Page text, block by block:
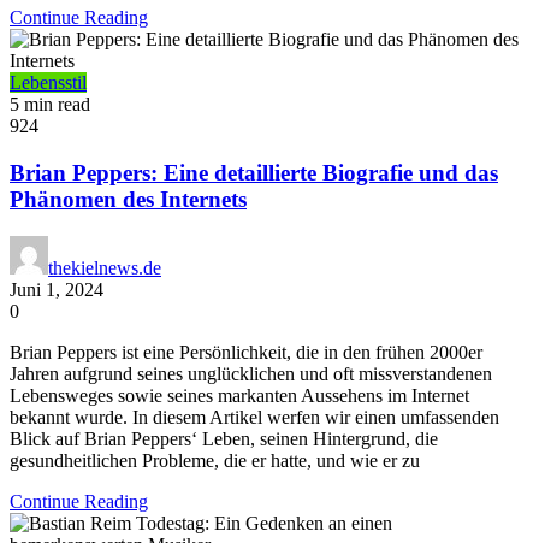
Continue Reading
Lebensstil
5 min read
924
Brian Peppers: Eine detaillierte Biografie und das
Phänomen des Internets
thekielnews.de
Juni 1, 2024
0
Brian Peppers ist eine Persönlichkeit, die in den frühen 2000er
Jahren aufgrund seines unglücklichen und oft missverstandenen
Lebensweges sowie seines markanten Aussehens im Internet
bekannt wurde. In diesem Artikel werfen wir einen umfassenden
Blick auf Brian Peppers‘ Leben, seinen Hintergrund, die
gesundheitlichen Probleme, die er hatte, und wie er zu
Continue Reading